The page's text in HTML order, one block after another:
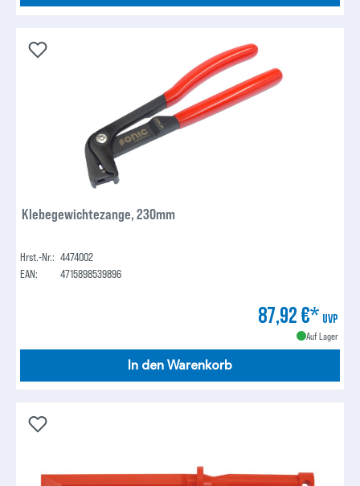
Klebegewichtezange, 230mm
Hrst.-Nr.: 4474002
EAN:
4715898539896
87,92 €* UVP
Auf Lager
In den Warenkorb